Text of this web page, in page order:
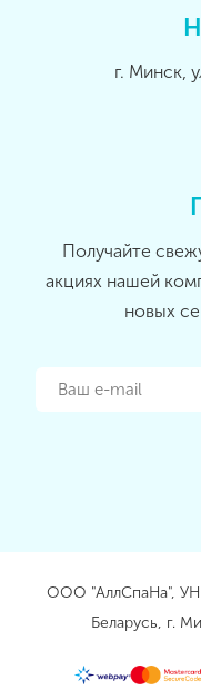
г. Минск,
Получайте
акциях нашей
новых
ООО "АллСпаНа",
Беларусь, г.